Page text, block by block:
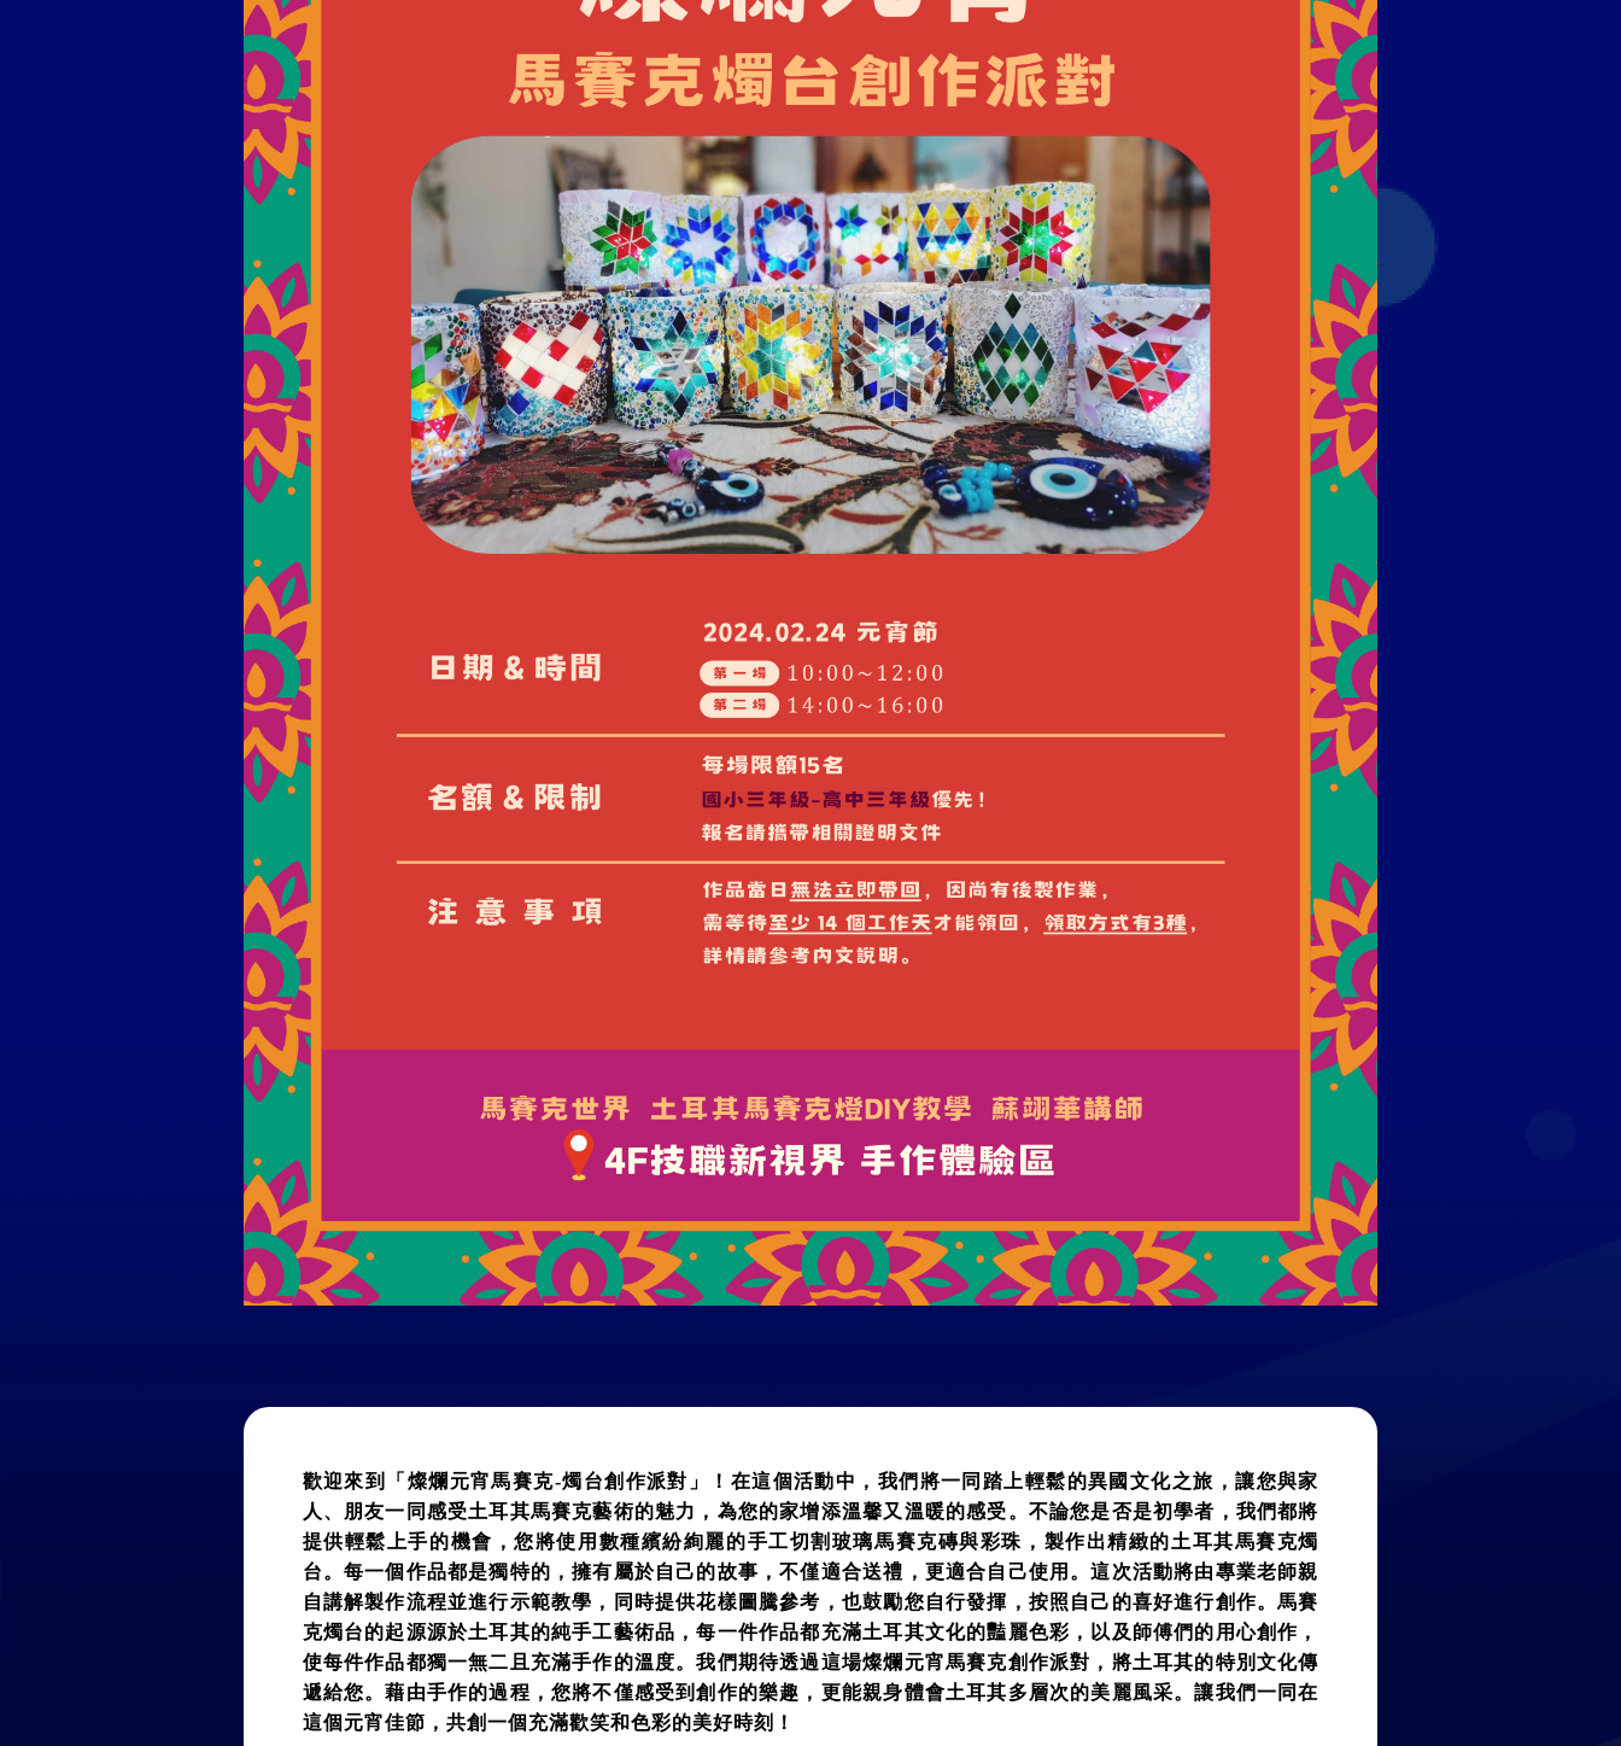
歡迎來到「燦爛元宵馬賽克-燭台創作派對」！在這個活動中，我們將一同踏上輕鬆的異國文化之旅，讓您與家
人、朋友一同感受土耳其馬賽克藝術的魅力，為您的家增添溫馨又溫暖的感受。不論您是否是初學者，我們都將
提供輕鬆上手的機會，您將使用數種繽紛絢麗的手工切割玻璃馬賽克磚與彩珠，製作出精緻的土耳其馬賽克燭
台。每一個作品都是獨特的，擁有屬於自己的故事，不僅適合送禮，更適合自己使用。這次活動將由專業老師親
自講解製作流程並進行示範教學，同時提供花樣圖騰參考，也鼓勵您自行發揮，按照自己的喜好進行創作。馬賽
克燭台的起源源於土耳其的純手工藝術品，每一件作品都充滿土耳其文化的豔麗色彩，以及師傅們的用心創作，
使每件作品都獨一無二且充滿手作的溫度。我們期待透過這場燦爛元宵馬賽克創作派對，將土耳其的特別文化傳
遞給您。藉由手作的過程，您將不僅感受到創作的樂趣，更能親身體會土耳其多層次的美麗風采。讓我們一同在
這個元宵佳節，共創一個充滿歡笑和色彩的美好時刻！